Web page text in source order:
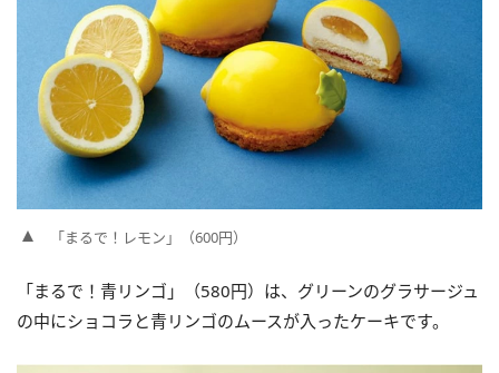
「まるで！レモン」（600円）
「まるで！青リンゴ」（580円）は、グリーンのグラサージュ
の中にショコラと青リンゴのムースが入ったケーキです。